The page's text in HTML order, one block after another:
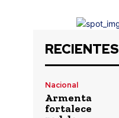
RECIENTES
Nacional
Armenta
fortalece